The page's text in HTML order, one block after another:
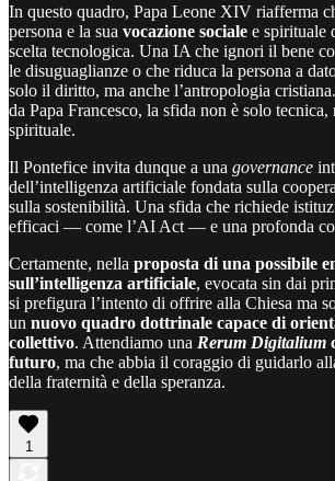
In questo quadro, Papa Leone XIV riafferma
persona e la sua vocazione sociale e spirituale
scelta tecnologica. Una IA che ignori il bene
le disuguaglianze o che riduca la persona a
solo il diritto, ma anche l’antropologia
da Papa Francesco, la sfida non è solo tecnica,
spirituale.
Il Pontefice invita dunque a una governance
dell’intelligenza artificiale fondata sulla
sulla sostenibilità. Una sfida che richiede
efficaci — come l’AI Act — e una profonda
Certamente, nella proposta di una possibile
sull’intelligenza artificiale, evocata sin dai
si prefigura l’intento di offrire alla Chiesa ma
un nuovo quadro dottrinale capace di
collettivo. Attendiamo una Rerum Digitalium
futuro, ma che abbia il coraggio di guidarlo
della fraternità e della speranza.
1